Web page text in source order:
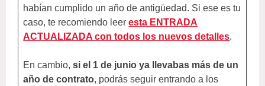
habían cumplido un año de antigüedad. Si ese es tu
caso, te recomiendo leeresta ENTRADA
ACTUALIZADA con todos los nuevos detalles.
En cambio, si el 1 de junio ya llevabas más de un
año de contrato, podrás seguir entrando a los